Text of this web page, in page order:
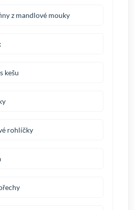
z mandlové mouky
kešu
rohlíčky